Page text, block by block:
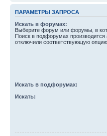
ПАРАМЕТРЫ ЗАПРОСА
Искать в форумах:
Выберите форум или форумы, в
Поиск в подфорумах
отключили соответствующую
Искать в подфорумах:
Искать: